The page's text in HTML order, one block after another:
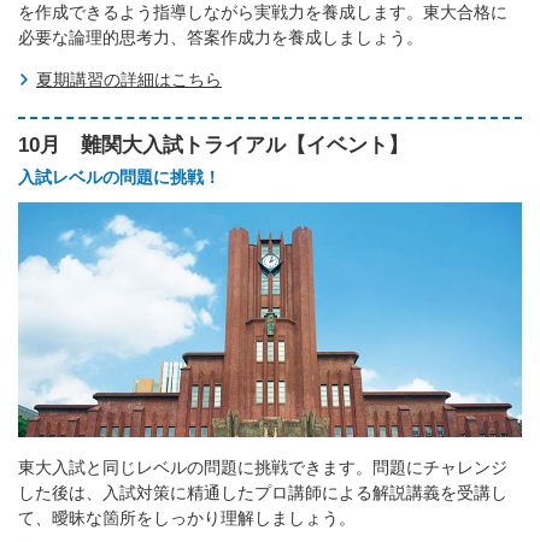
を作成できるよう指導しながら実戦力を養成します。東大合格に
必要な論理的思考力、答案作成力を養成しましょう。
夏期講習の詳細はこちら
10月 難関大入試トライアル【イベント】
入試レベルの問題に挑戦！
東大入試と同じレベルの問題に挑戦できます。問題にチャレンジ
した後は、入試対策に精通したプロ講師による解説講義を受講し
て、曖昧な箇所をしっかり理解しましょう。